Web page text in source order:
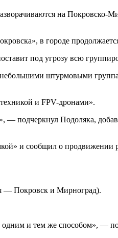
на Покровско-
в городе
под угрозу всю
штурмовыми
и FPV-дронами».
— подчеркнул Подоляка,
и сообщил о
— Покровск и Мирноград).
и тем же способом», —